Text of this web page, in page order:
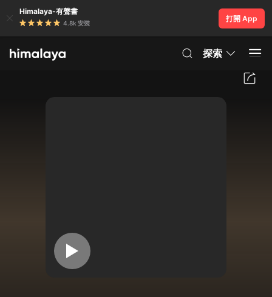
Himalaya-有聲書
4.8k 安裝
打開 App
探索